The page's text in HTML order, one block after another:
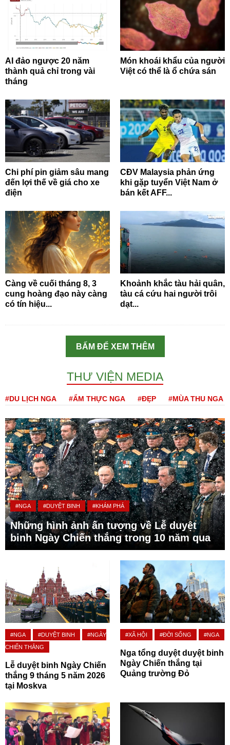
AI đảo ngược 20 năm
thành quả chỉ trong vài
tháng
Món khoái khẩu của người
Việt có thể là ổ chứa sán
Chi phí pin giảm sâu mang
đến lợi thế về giá cho xe
điện
CĐV Malaysia phản ứng
khi gặp tuyển Việt Nam ở
bán kết AFF...
Càng về cuối tháng 8, 3
cung hoàng đạo này càng
có tín hiệu...
Khoảnh khắc tàu hải quân,
tàu cá cứu hai người trôi
dạt...
BẤM ĐỂ XEM THÊM
THƯ VIỆN MEDIA
#DU LỊCH NGA #ẨM THỰC NGA #ĐẸP #MÙA THU NGA
#NGA #DUYỆT BINH #KHÁM PHÁ
Những hình ảnh ấn tượng về Lễ duyệt
binh Ngày Chiến thắng trong 10 năm qua
#NGA #DUYỆT BINH
#NGÀY
CHIẾN THẮNG
Lễ duyệt binh Ngày Chiến
thắng 9 tháng 5 năm 2026
tại Moskva
#XÃ HỘI #ĐỜI SỐNG #NGA
Nga tổng duyệt duyệt binh
Ngày Chiến thắng tại
Quảng trường Đỏ